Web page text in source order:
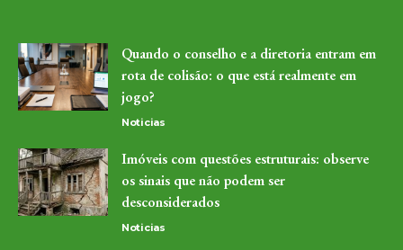
Quando o conselho e a diretoria entram em
rota de colisão: o que está realmente em
jogo?
Noticias
Imóveis com questões estruturais: observe
os sinais que não podem ser
desconsiderados
Noticias